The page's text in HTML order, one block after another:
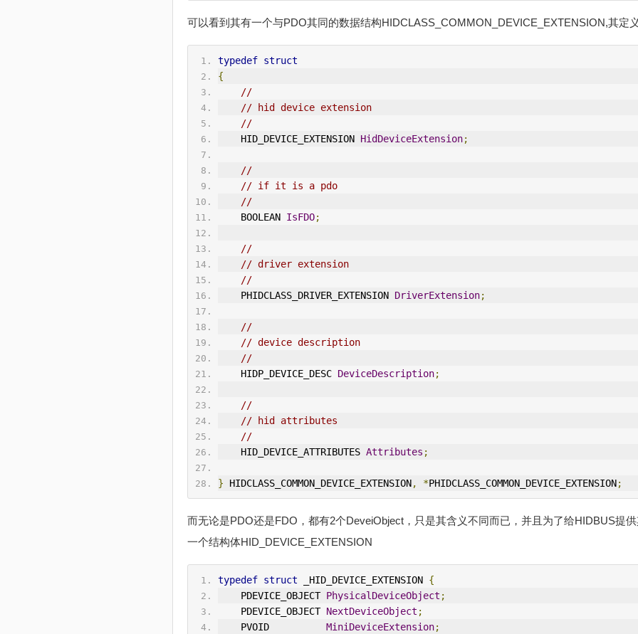
可以看到其有一个与PDO其同的数据结构HIDCLASS_COMMON_DEVICE_EXTENSION,其定
typedef struct
{
//
// hid device extension
//
    HID_DEVICE_EXTENSION
HidDeviceExtension;
//
// if it is a pdo
//
    BOOLEAN
IsFDO;
//
// driver extension
//
    PHIDCLASS_DRIVER_EXTENSION
DriverExtension;
//
// device description
//
    HIDP_DEVICE_DESC
DeviceDescription;
//
// hid attributes
//
    HID_DEVICE_ATTRIBUTES
Attributes ;
} HIDCLASS_COMMON_DEVICE_EXTENSION, *PHIDCLASS_COMMON_DEVICE_EXTENSION;
而无论是PDO还是FDO，都有2个DeveiObject，只是其含义不同而已，并且为了给HIDBUS提
一个结构体HID_DEVICE_EXTENSION
typedef struct _HID_DEVICE_EXTENSION {
    PDEVICE_OBJECT
PhysicalDeviceObject ;
    PDEVICE_OBJECT
NextDeviceObject ;
    PVOID
MiniDeviceExtension;